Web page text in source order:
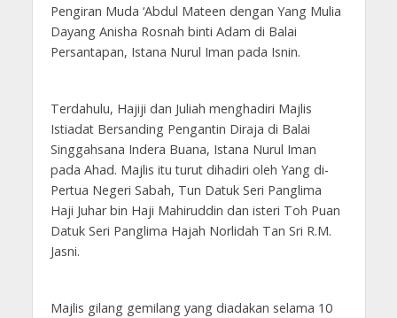
Pengiran Muda ‘Abdul Mateen dengan Yang Mulia
Dayang Anisha Rosnah binti Adam di Balai
Persantapan, Istana Nurul Iman pada Isnin.
Terdahulu, Hajiji dan Juliah menghadiri Majlis
Istiadat Bersanding Pengantin Diraja di Balai
Singgahsana Indera Buana, Istana Nurul Iman
pada Ahad. Majlis itu turut dihadiri oleh Yang di-
Pertua Negeri Sabah, Tun Datuk Seri Panglima
Haji Juhar bin Haji Mahiruddin dan isteri Toh Puan
Datuk Seri Panglima Hajah Norlidah Tan Sri R.M.
Jasni.
Majlis gilang gemilang yang diadakan selama 10